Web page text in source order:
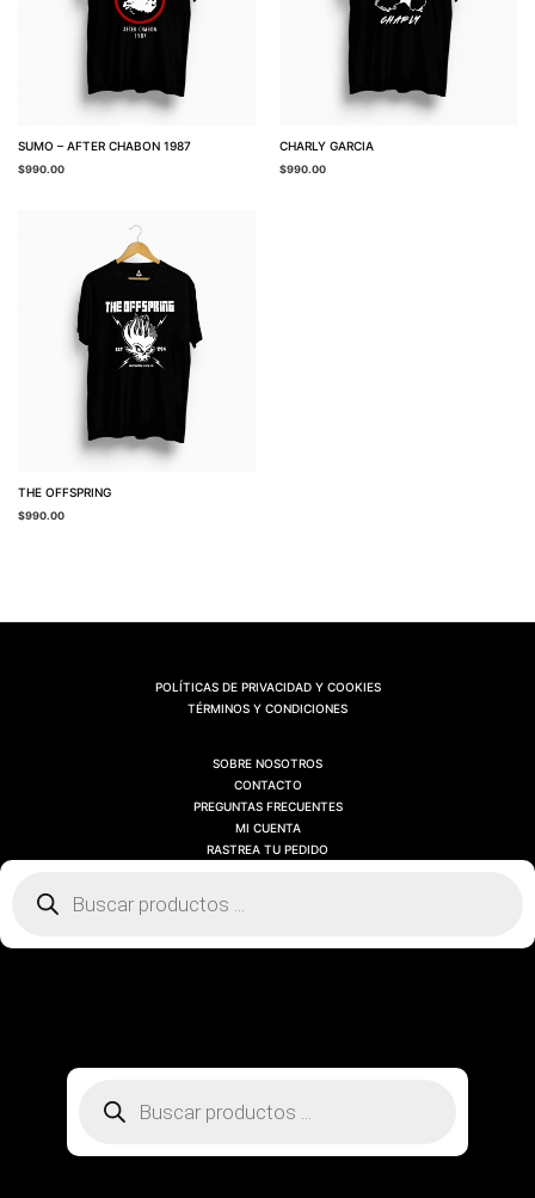
SUMO – AFTER CHABON 1987
$990.00
CHARLY GARCIA
$990.00
THE OFFSPRING
$990.00
POLÍTICAS DE PRIVACIDAD Y COOKIES
TÉRMINOS Y CONDICIONES
SOBRE NOSOTROS
CONTACTO
PREGUNTAS FRECUENTES
MI CUENTA
RASTREA TU PEDIDO
Búsqueda
Búsqueda